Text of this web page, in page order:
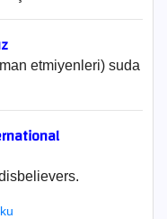
etmiyenleri) suda